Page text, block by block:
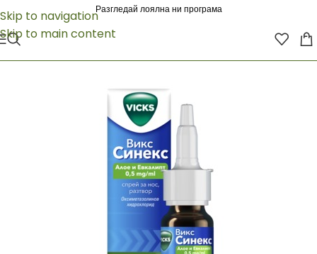
Skip to navigation
Skip to main content
Разгледай лоялна ни програма